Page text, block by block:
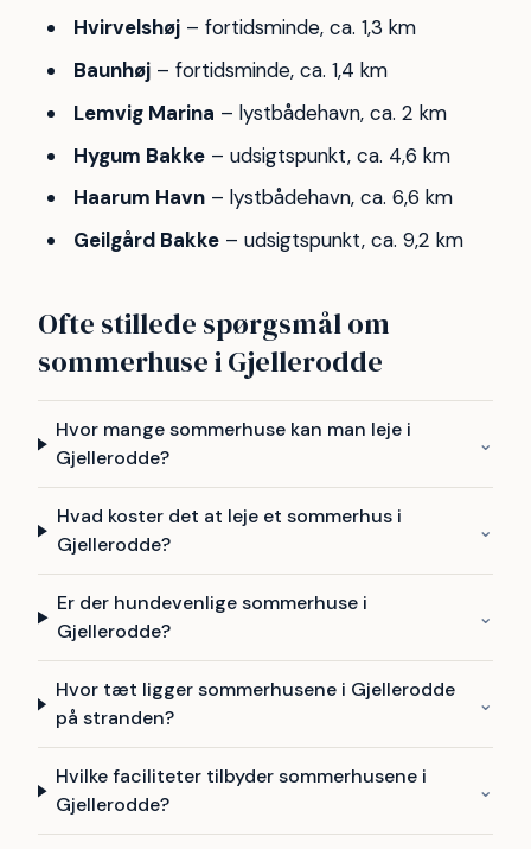
Hvirvelshøj– fortidsminde, ca. 1,3 km
Baunhøj– fortidsminde, ca. 1,4 km
Lemvig Marina – lystbådehavn, ca. 2 km
Hygum Bakke– udsigtspunkt, ca. 4,6 km
Haarum Havn– lystbådehavn, ca. 6,6 km
Geilgård Bakke– udsigtspunkt, ca. 9,2 km
Ofte stillede spørgsmål om
sommerhuse i Gjellerodde
Hvor mange sommerhuse kan man leje i
Gjellerodde?
⌄
Hvad koster det at leje et sommerhus i
Gjellerodde?
⌄
Er der hundevenlige sommerhuse i
Gjellerodde?
⌄
Hvor tæt ligger sommerhusene i Gjellerodde
på stranden?
⌄
Hvilke faciliteter tilbyder sommerhusene i
Gjellerodde?
⌄